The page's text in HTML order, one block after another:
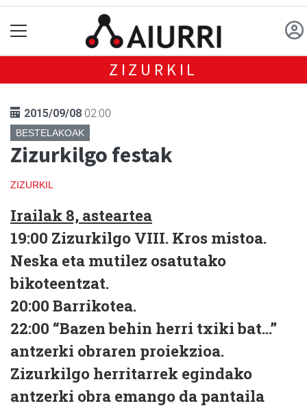
ZIZURKIL
2015/09/08 02:00
BESTELAKOAK
Zizurkilgo festak
ZIZURKIL
Irailak 8, asteartea
19:00 Zizurkilgo VIII. Kros mistoa.
Neska eta mutilez osatutako
bikoteentzat.
20:00 Barrikotea.
22:00 “Bazen behin herri txiki bat…”
antzerki obraren proiekzioa.
Zizurkilgo herritarrek egindako
antzerki obra emango da pantaila